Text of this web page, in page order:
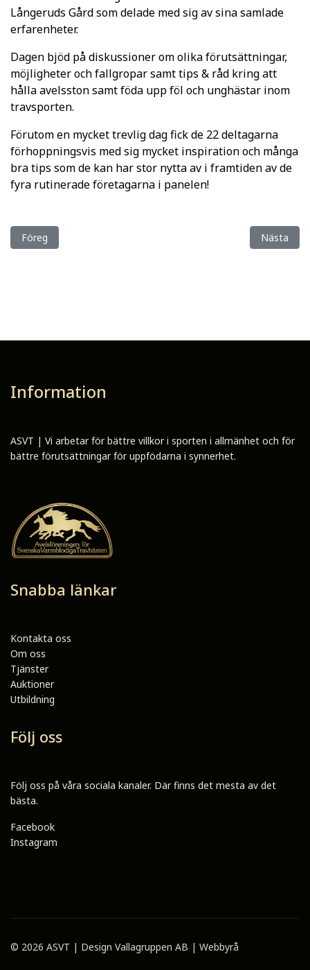
Långeruds Gård som delade med sig av sina samlade
erfarenheter.
Dagen bjöd på diskussioner om olika förutsättningar,
möjligheter och fallgropar samt tips & råd kring att
hålla avelsston samt föda upp föl och unghästar inom
travsporten.
Förutom en mycket trevlig dag fick de 22 deltagarna
förhoppningsvis med sig mycket inspiration och många
bra tips som de kan har stor nytta av i framtiden av de
fyra rutinerade företagarna i panelen!
Föregående artikel: Årsmöteshandlingarna
Föreg Nästa
Nästa
Information
ASVT | Vi arbetar för bättre villkor i sporten i allmänhet och för
bättre förutsättningar för uppfödarna i synnerhet.
Snabba länkar
Kontakta oss
Om oss
Tjänster
Auktioner
Utbildning
Följ oss
Följ oss på våra sociala kanaler. Där finns det mesta av det
bästa.
Facebook
Instagram
© 2026 ASVT | Design Vallagruppen AB | Webbyrå